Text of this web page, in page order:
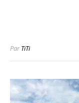
ParTiTi